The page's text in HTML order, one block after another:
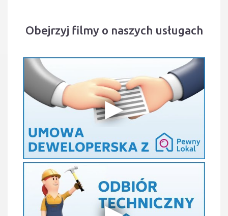
Obejrzyj filmy o naszych usługach